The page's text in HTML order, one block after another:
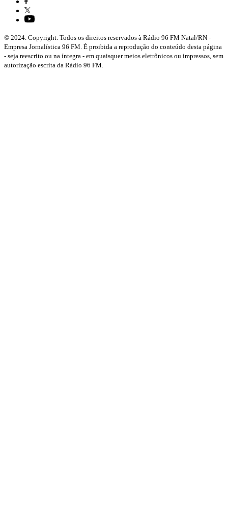
© 2024. Copyright. Todos os direitos reservados à Rádio 96 FM Natal/RN -
Empresa Jornalística 96 FM. É proibida a reprodução do conteúdo desta página
- seja reescrito ou na íntegra - em quaisquer meios eletrônicos ou impressos, sem
autorização escrita da Rádio 96 FM.